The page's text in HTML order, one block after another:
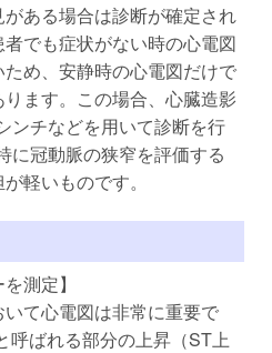
ある場合は診断が確定され
でも症状がない時の心電図
め、安静時の心電図だけで
ます。この場合、心臓造影
ンチなどを用いて診断を行
に冠動脈の狭窄を評価する
軽いものです。
測定】
て心電図は非常に重要で
呼ばれる部分の上昇（ST上